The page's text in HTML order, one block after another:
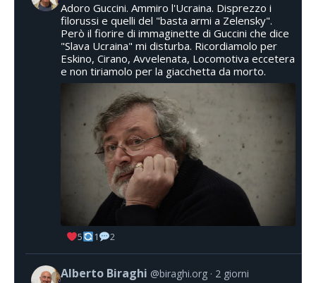
Adoro Guccini. Ammiro l'Ucraina. Disprezzo i
filorussi e quelli del "basta armi a Zelensky".
Però il fiorire di immaginette di Guccini che dice
"Slava Ucraina" mi disturba. Ricordiamolo per
Eskino, Cirano, Avvelenata, Locomotiva eccetera
e non tiriamolo per la giacchetta da morto.
5 1 2
Alberto Biraghi @biraghi.org 2 giorni